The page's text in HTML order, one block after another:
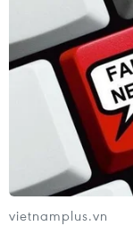
vietnamplus.vn